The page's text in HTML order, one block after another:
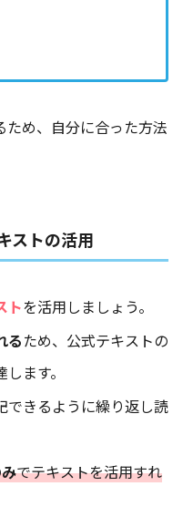
ため、自分に合った方法
ストの活用
トを活用しましょう。
るため、公式テキストの
ます。
できるように繰り返し読
でテキストを活用すれ